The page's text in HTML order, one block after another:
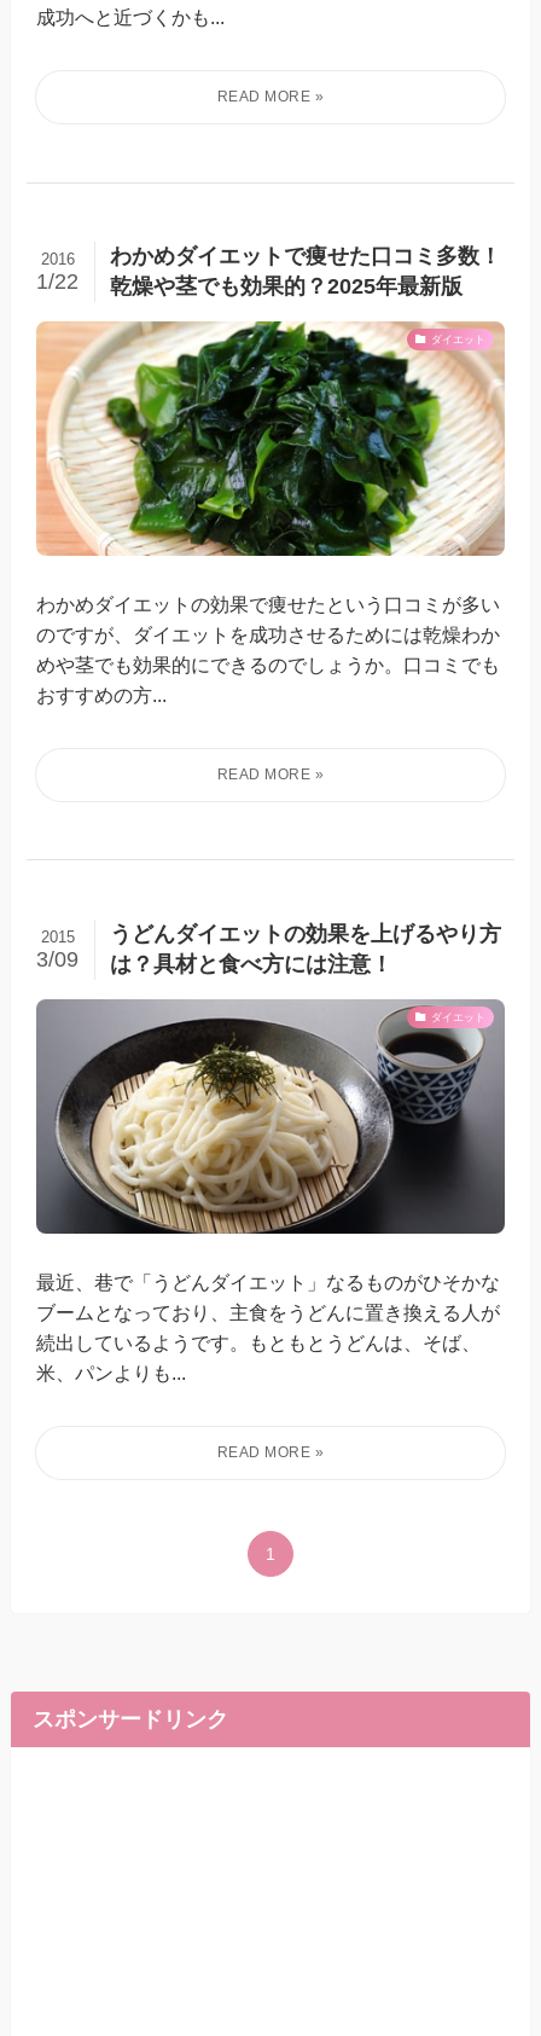
成功へと近づくかも...
わかめダイエットで痩せた口コミ多数！
乾燥や茎でも効果的？2025年最新版
2016
1/22
ダイエット
わかめダイエットの効果で痩せたという口コミが多い
のですが、ダイエットを成功させるためには乾燥わか
めや茎でも効果的にできるのでしょうか。口コミでも
おすすめの方...
うどんダイエットの効果を上げるやり方
は？具材と食べ方には注意！
2015
3/09
ダイエット
最近、巷で「うどんダイエット」なるものがひそかな
ブームとなっており、主食をうどんに置き換える人が
続出しているようです。もともとうどんは、そば、
米、パンよりも...
1
スポンサードリンク